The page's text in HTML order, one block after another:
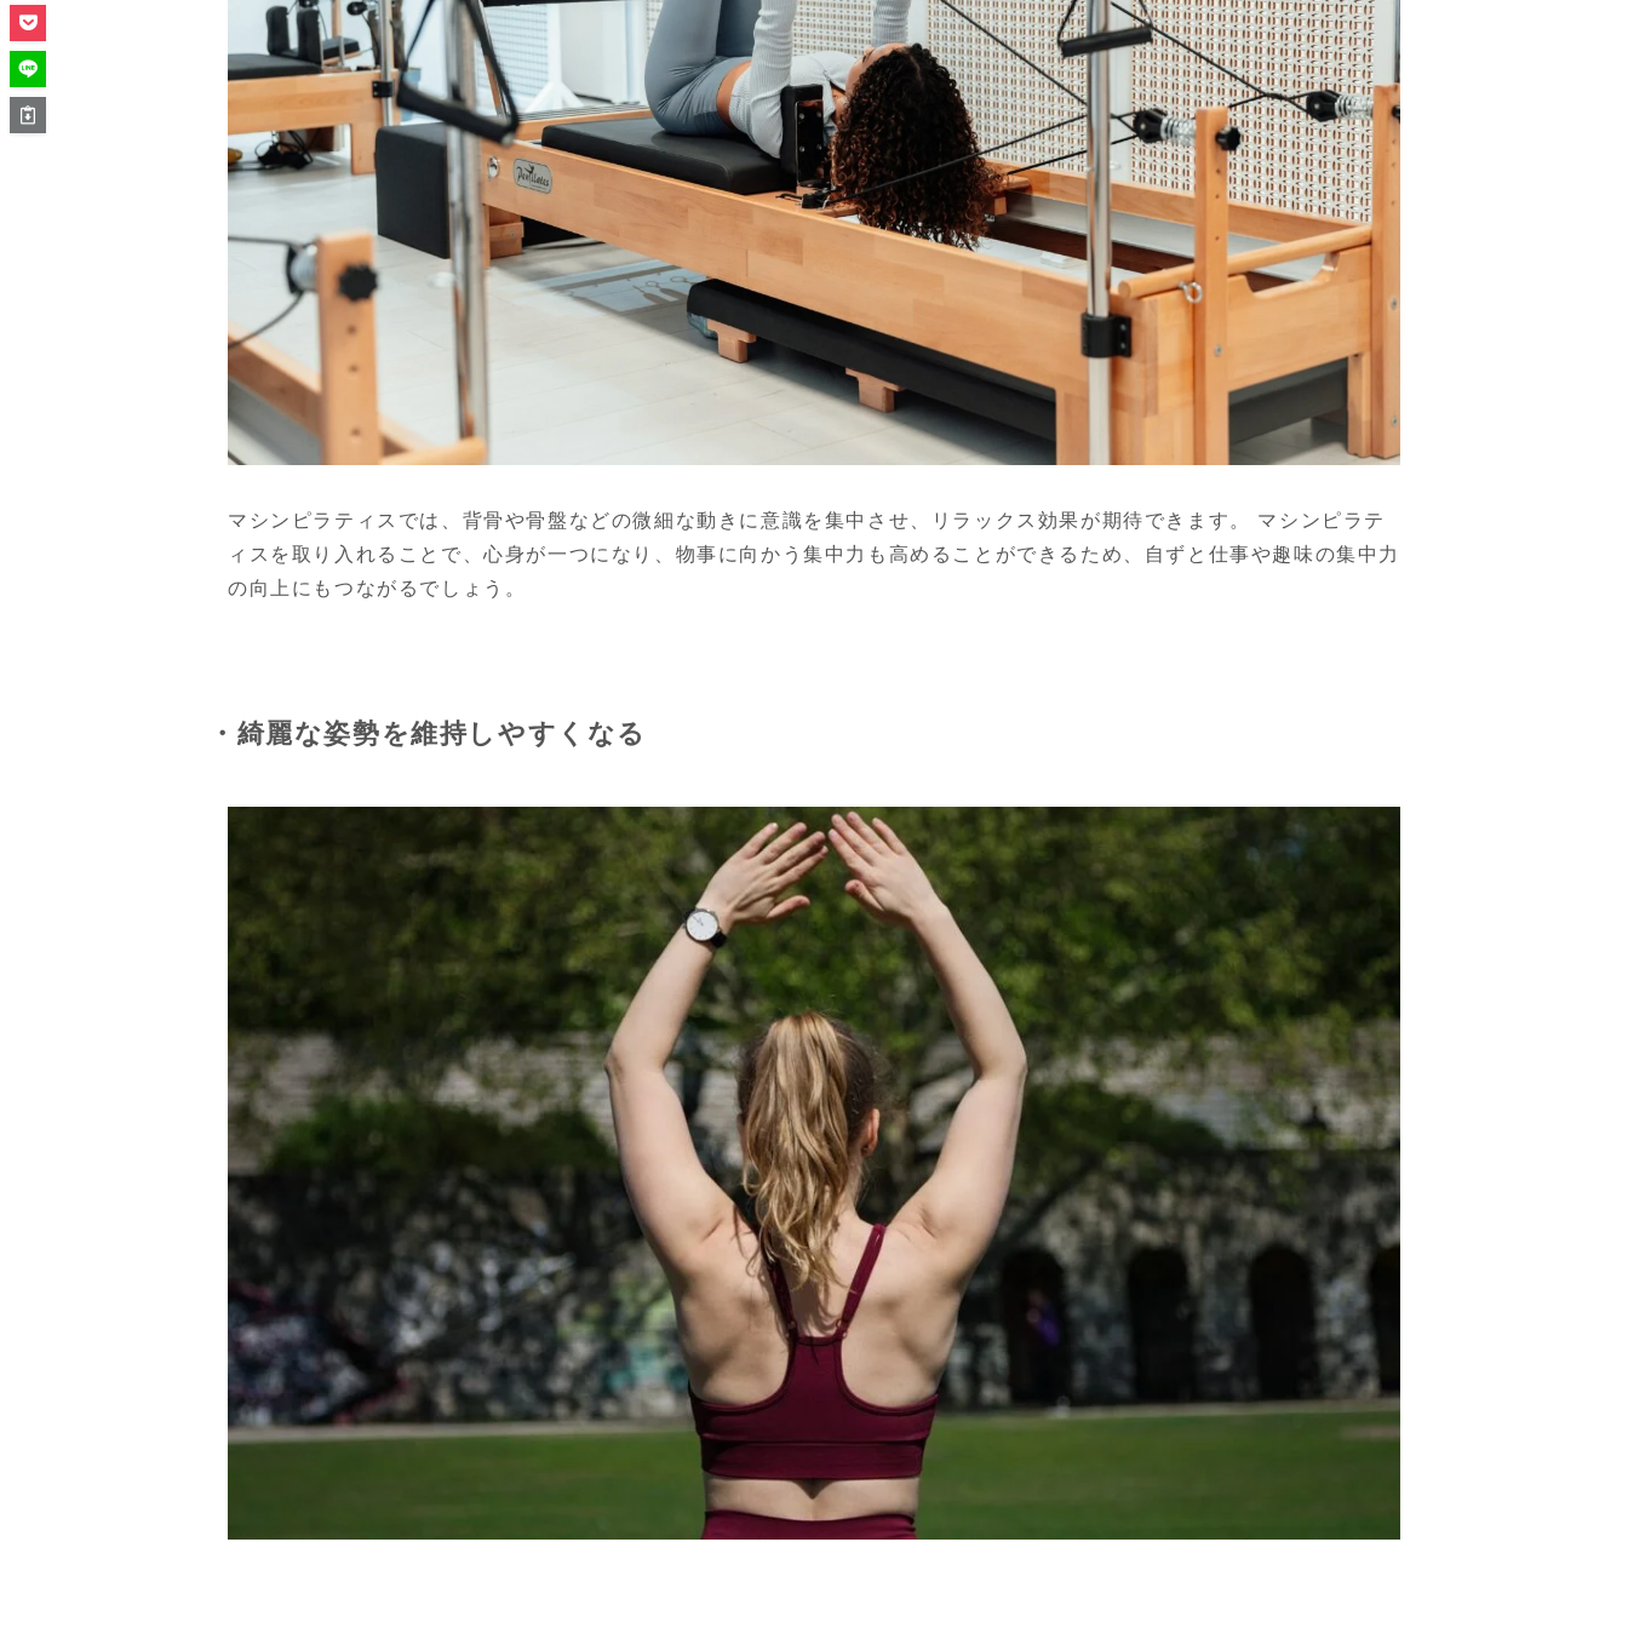
マシンピラティスでは、背骨や骨盤などの微細な動きに意識を集中させ、リラックス効果が期待できます。 マシンピラテ
ィスを取り入れることで、心身が一つになり、物事に向かう集中力も高めることができるため、自ずと仕事や趣味の集中力
の向上にもつながるでしょう。
・綺麗な姿勢を維持しやすくなる